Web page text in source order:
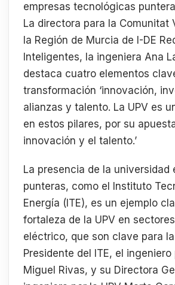
empresas tecnológicas
La directora para la Comunitat
la Región de Murcia de I-DE
Inteligentes, la ingeniera Ana
destaca cuatro elementos
transformación ‘innovación,
alianzas y talento. La UPV es
en estos pilares, por su
innovación y el talento.’
La presencia de la universidad
punteras, como el Instituto
Energía (ITE), es un ejemplo
fortaleza de la UPV en
eléctrico, que son clave para
Presidente del ITE, el ingeniero
Miguel Rivas, y su Directora